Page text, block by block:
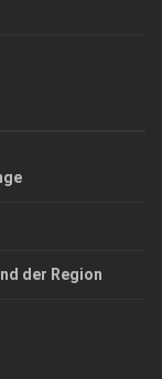
der Region